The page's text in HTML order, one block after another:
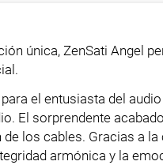
única, ZenSati Angel
el entusiasta del
El sorprendente
los cables. Gracias a
armónica y la